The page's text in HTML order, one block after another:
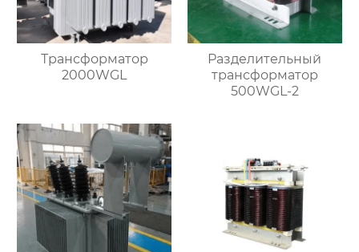
Трансформатор
2000WGL
Разделительный
трансформатор
500WGL-2